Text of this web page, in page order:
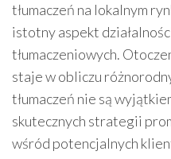
tłumaczeń na lokalnym
istotny aspekt
tłumaczeniowych.
staje w obliczu
tłumaczeń nie są
skutecznych strategii
wśród potencjalnych